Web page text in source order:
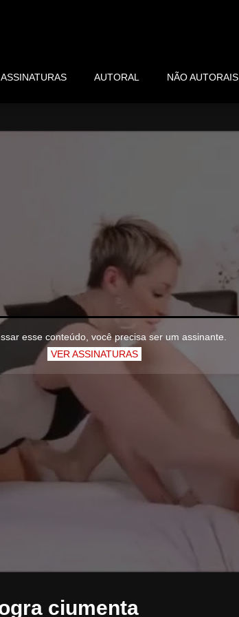
ASSINATURAS AUTORAL NÃO AUTORAIS
esse conteúdo, você precisa ser um assinante.
VER ASSINATURAS
ciumenta